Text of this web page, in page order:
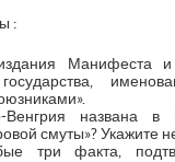
:
Манифеста
Венгрия названа в
смуты»? Укажите
три факта,